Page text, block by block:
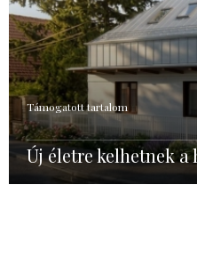
Támogatott tartalom
Új életre kelhetnek